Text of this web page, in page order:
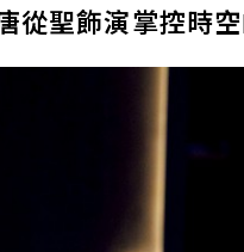
從聖飾演掌控時